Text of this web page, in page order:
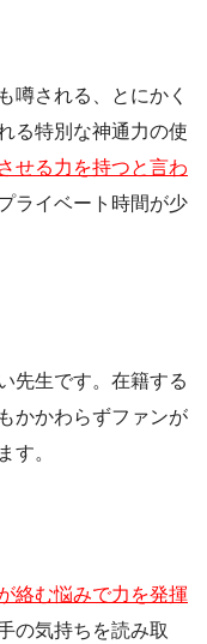
噂される、とにかく
る特別な神通力の使
せる力を持つと言わ
ライベート時間が少
先生です。在籍する
かかわらずファンが
す。
絡む悩みで力を発揮
の気持ちを読み取